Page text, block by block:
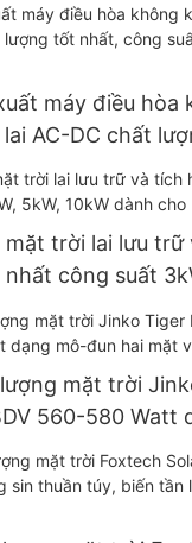
máy điều hòa
AC-DC chất
- 18000Btu.
trời lai lưu trữ
công suất
mặt trời
560-580 Watt
kép.